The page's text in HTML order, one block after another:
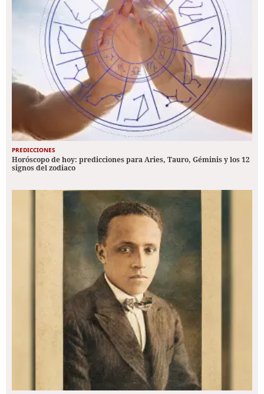
PREDICCIONES
Horóscopo de hoy: predicciones para Aries, Tauro, Géminis y los 12
signos del zodiaco